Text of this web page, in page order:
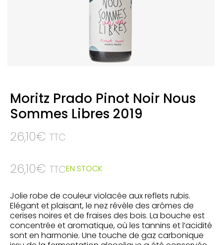
Moritz Prado Pinot Noir Nous
Sommes Libres 2019
26,10€ TTC
26,10€ TTCEN STOCK
Jolie robe de couleur violacée aux reflets rubis.
Elégant et plaisant, le nez révèle des arômes de
cerises noires et de fraises des bois. La bouche est
concentrée et aromatique, où les tannins et l’acidité
sont en harmonie. Une touche de gaz carbonique